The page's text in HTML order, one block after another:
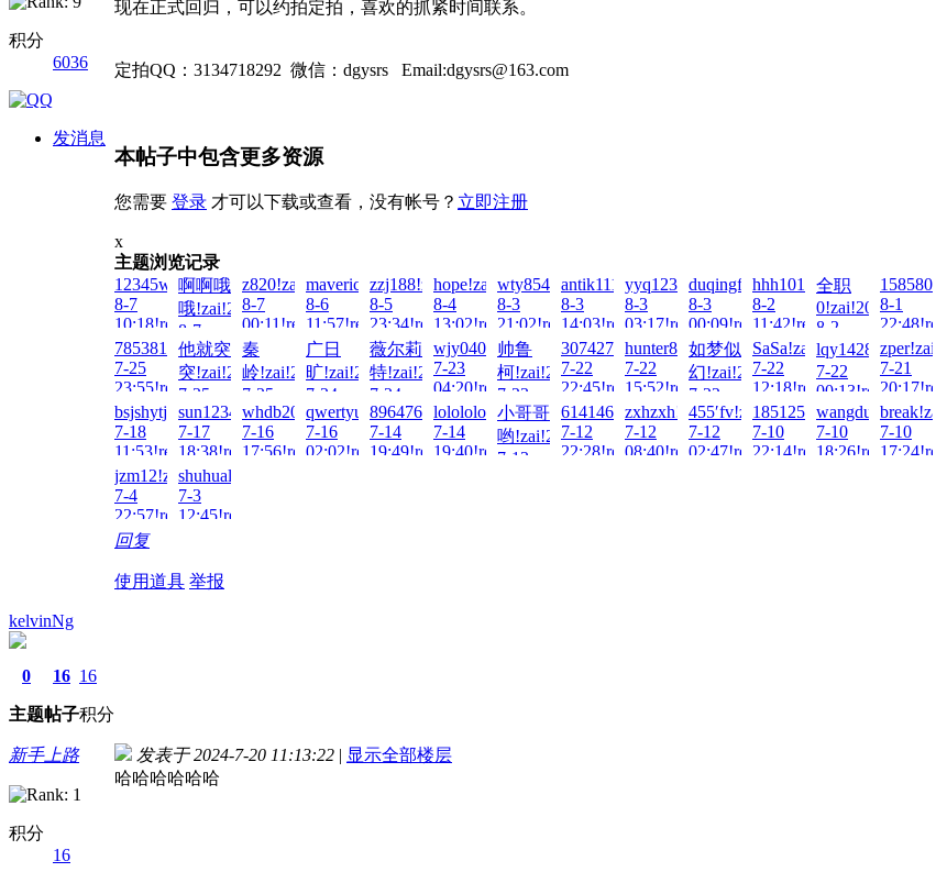
积分
6036
发消息
现在正式回归，可以约拍定拍，喜欢的抓紧时间联系。
定拍QQ：3134718292 微信：dgysrs Email:dgysrs@163.com
本帖子中包含更多资源
您需要 登录 才可以下载或查看，没有帐号？ 立即注册
x
主题浏览记录
12345wto!zai!2026-
8-7
10:18!read!
啊啊哦
哦!zai!2026-
8-7
04:54!read!
z820!zai!2026-
8-7
00:11!read!
maverick99!zai!2026-
8-6
11:57!read!
zzj188!zai!2026-
8-5
23:34!read!
hope!zai!2026-
8-4
13:02!read!
wty854414!zai!2026-
8-3
21:02!read!
antik1111!zai!2026-
8-3
14:03!read!
yyq123!zai!2026-
8-3
03:17!read!
duqingfeiwu10!zai!2026-
8-3
00:09!read!
hhh101010!zai!2026-
8-2
11:42!read!
全职
0!zai!2026-
8-2
08:43!read!
8-1
785381577!zai!2026-
7-25
23:55!read!
他就突
突!zai!2026-
7-25
11:31!read!
秦
岭!zai!2026-
7-25
10:05!read!
广日
旷!zai!2026-
7-24
17:51!read!
薇尔莉
特!zai!2026-
7-24
00:45!read!
wjy040823!zai!2026-
7-23
04:20!read!
帅鲁
柯!zai!2026-
7-23
02:18!read!
3074276607!zai!2026-
7-22
22:45!read!
hunter8!zai!2026-
7-22
15:52!read!
如梦似
幻!zai!2026-
7-22
15:02!read!
SaSa!zai!2026-
7-22
12:18!read!
lqy14285790！
7-22
00:13!read!
7-21
bsjshytjsgjxw!zai!2026-
7-18
11:53!read!
sun123456789!zai!2026-
7-17
18:38!read!
whdb2000!zai!2026-
7-16
17:56!read!
qwertyuioppoiuy!zai!2026-
7-16
02:02!read!
896476764@qq.co!zai!2026-
7-14
19:49!read!
lolololo!zai!2026-
7-14
19:40!read!
小哥哥
哟!zai!2026-
7-13
614146770!zai!2026-
7-12
22:28!read!
zxhzxh!zai!2026-
7-12
08:40!read!
455′fv!zai!2026-
7-12
02:47!read!
18512567707!zai!2026-
7-10
22:14!read!
7-10
18:26!read!
7-10
jzm12!zai!2026-
7-4
22:57!read!
shuhualin!zai!2026-
7-3
12:45!read!
回复
使用道具 举报
kelvinNg
0
主题
16
帖子
16
积分
新手上路
积分
16
发表于 2024-7-20 11:13:22 | 显示全部楼层
哈哈哈哈哈哈